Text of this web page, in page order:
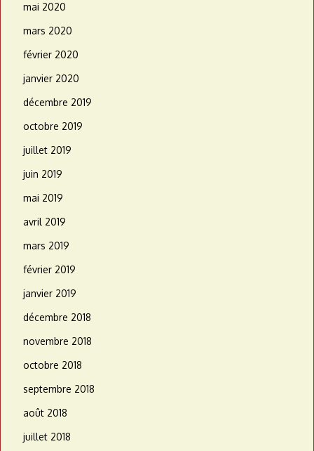
mai 2020
mars 2020
février 2020
janvier 2020
décembre 2019
octobre 2019
juillet 2019
juin 2019
mai 2019
avril 2019
mars 2019
février 2019
janvier 2019
décembre 2018
novembre 2018
octobre 2018
septembre 2018
août 2018
juillet 2018